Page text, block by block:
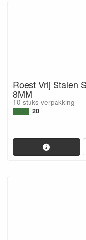
Roest Vrij Stalen
8MM
10 stuks verpakking
20